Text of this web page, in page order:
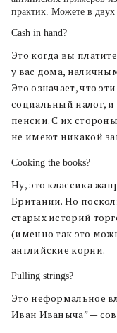
практик. Можете в двух
Cash in hand?
Это когда вы
у вас дома,
Это означает, что
социальный налог, и
пенсии. С их
не имеют никакой
Сooking the books?
Ну, это классика
Британии. Но
старых историй
(именно так это
английские корни.
Pulling strings?
Это неформальное
Иван Иваныча” —